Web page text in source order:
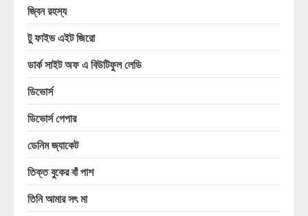
জ্বিন রহস্য
টু ফাইভ এইট জিরো
ডার্ক সাইট অফ এ বিউটিফুল লেডি
ডিভোর্স
ডিভোর্স পেপার
ডেনিম জ্যাকেট
তিক্ত বুকের বাঁ পাশ
তিনি আমার সৎ মা